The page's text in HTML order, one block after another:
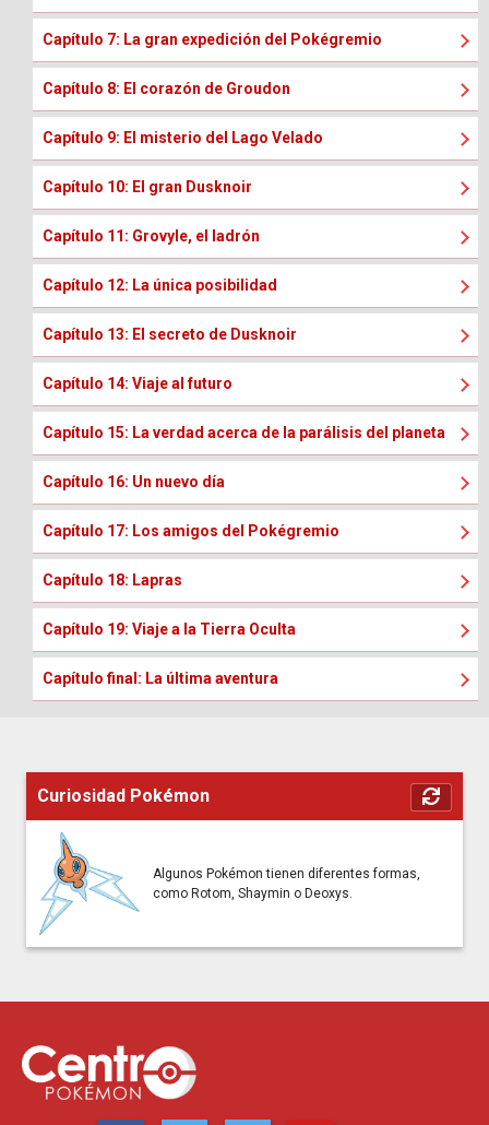
Capítulo 7: La gran expedición del Pokégremio
Capítulo 8: El corazón de Groudon
Capítulo 9: El misterio del Lago Velado
Capítulo 10: El gran Dusknoir
Capítulo 11: Grovyle, el ladrón
Capítulo 12: La única posibilidad
Capítulo 13: El secreto de Dusknoir
Capítulo 14: Viaje al futuro
Capítulo 15: La verdad acerca de la parálisis del planeta
Capítulo 16: Un nuevo día
Capítulo 17: Los amigos del Pokégremio
Capítulo 18: Lapras
Capítulo 19: Viaje a la Tierra Oculta
Capítulo final: La última aventura
Curiosidad Pokémon
Algunos Pokémon tienen diferentes formas,
como Rotom, Shaymin o Deoxys.